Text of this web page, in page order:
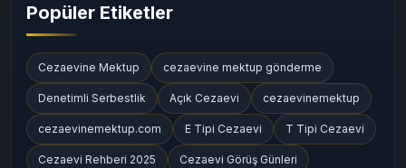
Popüler Etiketler
Cezaevine Mektup cezaevine mektup gönderme
Denetimli Serbestlik Açık Cezaevi cezaevinemektup
cezaevinemektup.com E Tipi Cezaevi T Tipi Cezaevi
Cezaevi Rehberi 2025 Cezaevi Görüş Günleri